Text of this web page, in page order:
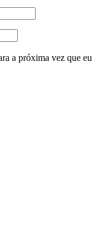
a próxima vez que eu